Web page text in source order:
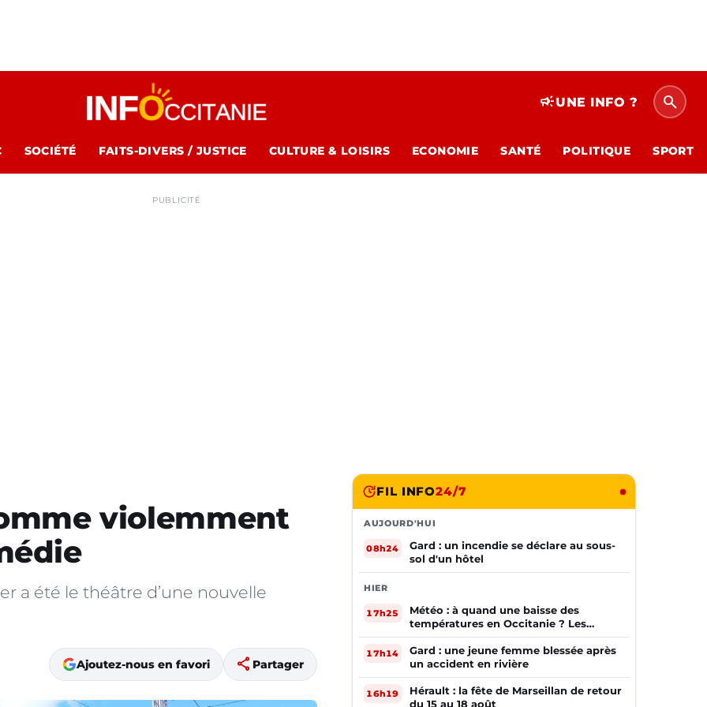
campaignUNE INFO ? search
SOCIÉTÉ FAITS-DIVERS / JUSTICE CULTURE & LOISIRS ECONOMIE SANTÉ POLITIQUE SPORT
PUBLICITÉ
violemment
a été le théâtre d’une nouvelle
Ajoutez-nous en favori share Partager
FIL INFO24/7
AUJOURD'HUI
08h24
Gard : un incendie se déclare au sous-
sol d'un hôtel
HIER
17h25
Météo : à quand une baisse des
températures en Occitanie ? Les
prévisions
17h14
Gard : une jeune femme blessée après
un accident en rivière
16h19
Hérault : la fête de Marseillan de retour
du 15 au 18 août